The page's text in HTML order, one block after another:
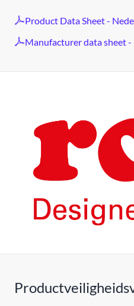
Product Data Sheet -
Manufacturer data sheet -